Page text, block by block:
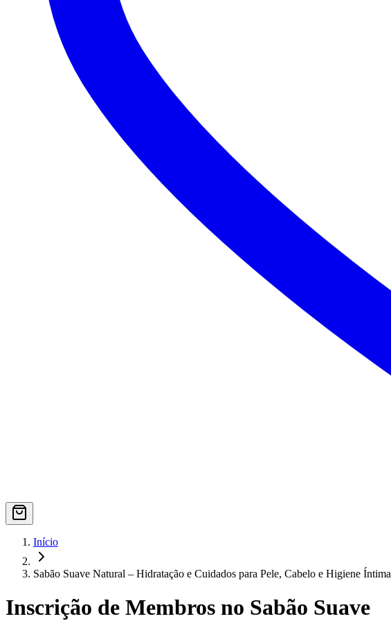
Início
Sabão Suave Natural – Hidratação e Cuidados para Pele, Cabelo e Higiene Íntima
Inscrição de Membros no Sabão Suave